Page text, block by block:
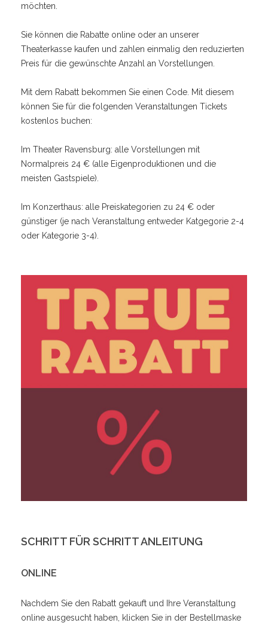
möchten.
Sie können die Rabatte online oder an unserer
Theaterkasse kaufen und zahlen einmalig den reduzierten
Preis für die gewünschte Anzahl an Vorstellungen.
Mit dem Rabatt bekommen Sie einen Code. Mit diesem
können Sie für die folgenden Veranstaltungen Tickets
kostenlos buchen:
Im Theater Ravensburg: alle Vorstellungen mit
Normalpreis 24 € (alle Eigenproduktionen und die
meisten Gastspiele).
Im Konzerthaus: alle Preiskategorien zu 24 € oder
günstiger (je nach Veranstaltung entweder Katgegorie 2-4
oder Kategorie 3-4).
SCHRITT FÜR SCHRITT ANLEITUNG
ONLINE
Nachdem Sie den Rabatt gekauft und Ihre Veranstaltung
online ausgesucht haben, klicken Sie in der Bestellmaske